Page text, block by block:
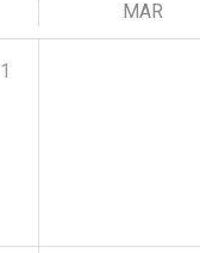
MAR
1